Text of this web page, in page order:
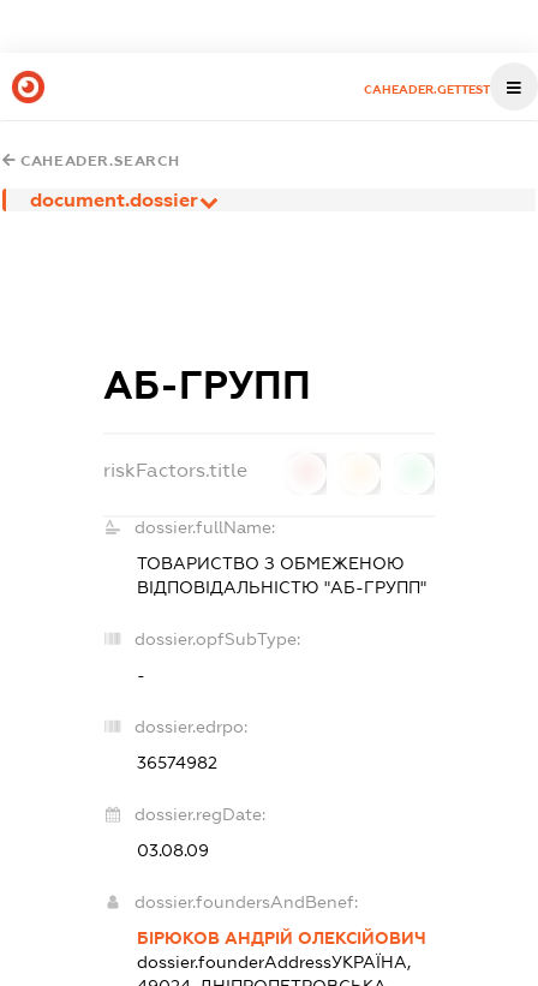
CAHEADER.GETTEST
CAHEADER.SEARCH
document.dossier
АБ-ГРУПП
riskFactors.title
dossier.fullName:
ТОВАРИСТВО З ОБМЕЖЕНОЮ
ВІДПОВІДАЛЬНІСТЮ "АБ-ГРУПП"
dossier.opfSubType:
-
dossier.edrpo:
36574982
dossier.regDate:
03.08.09
dossier.foundersAndBenef:
БІРЮКОВ АНДРІЙ ОЛЕКСІЙОВИЧ
dossier.founderAddressУКРАЇНА,